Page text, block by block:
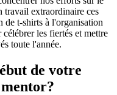
travail extraordinaire ces
de t-shirts à l'organisation
les fiertés et mettre
toute l'année.
de votre